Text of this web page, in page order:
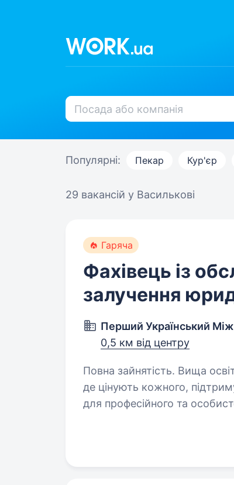
Популярні: Пекар Кур'єр
29 вакансій у Василькові
Гаряча
Фахівець із
залучення
Перший Український
0,5 км від центру
Повна зайнятість. Вища освіта. ПУМБ — це більше, ніж банк. Це
де цінують кожного,
для професійного та